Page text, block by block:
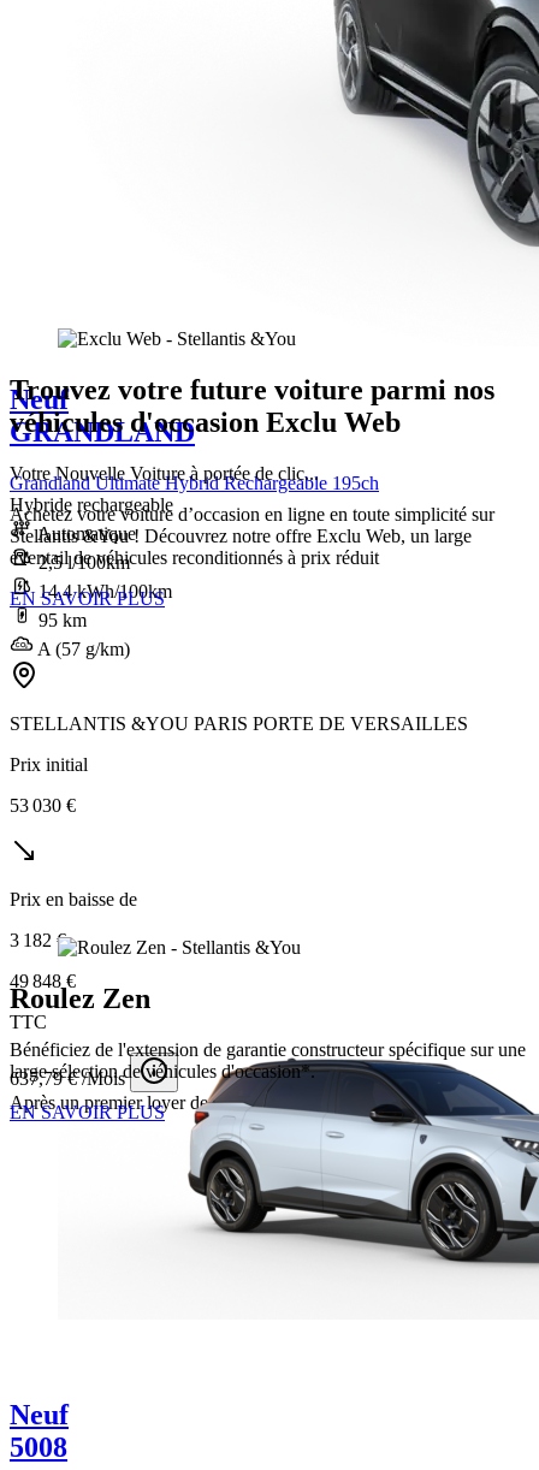
Neuf
GRANDLAND
Grandland Ultimate Hybrid Rechargeable 195ch
Hybride rechargeable
Automatique
2,5 l/100km
14,4 kWh/100km
95 km
A (57 g/km)
STELLANTIS &YOU PARIS PORTE DE VERSAILLES
Prix initial
53 030 €
Prix en baisse de
3 182 €
49 848 €
TTC
637,79 € /Mois
Après un premier loyer de 3 700 €
Trouvez votre future voiture parmi nos
véhicules d'occasion Exclu Web
Votre Nouvelle Voiture à portée de clic...
Achetez votre voiture d’occasion en ligne en toute simplicité sur
Stellantis &You ! Découvrez notre offre Exclu Web, un large
éventail de véhicules reconditionnés à prix réduit
EN SAVOIR PLUS
Roulez Zen
Bénéficiez de l'extension de garantie constructeur spécifique sur une
large sélection de véhicules d'occasion*.
EN SAVOIR PLUS
Neuf
5008